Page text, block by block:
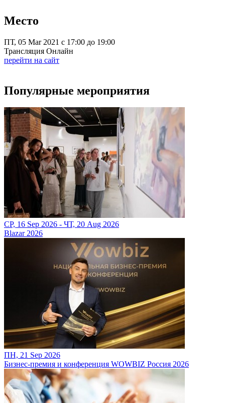
Место
ПТ, 05 Mar 2021 с 17:00 до 19:00
Трансляция Онлайн
перейти на сайт
Популярные мероприятия
СР, 16 Sep 2026 - ЧТ, 20 Aug 2026
Blazar 2026
ПН, 21 Sep 2026
Бизнес-премия и конференция WOWBIZ Россия 2026